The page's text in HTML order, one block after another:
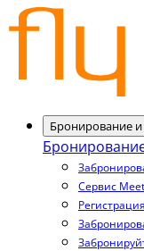
Бронирование
Сервис